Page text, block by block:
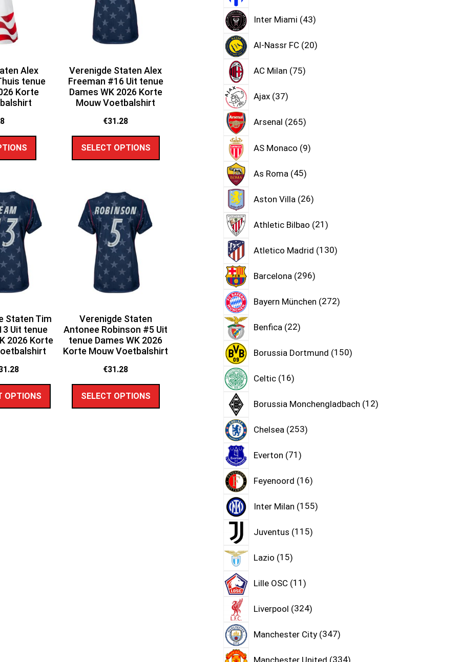
Alex
tenue
Korte
Verenigde Staten Alex
Freeman #16 Uit tenue
Dames WK 2026 Korte
Mouw Voetbalshirt
€31.28
SELECT OPTIONS
Staten Tim
Uit tenue
2026 Korte
OPTIONS
Verenigde Staten
Antonee Robinson #5 Uit
tenue Dames WK 2026
Korte Mouw Voetbalshirt
€31.28
SELECT OPTIONS
Inter Miami 43
Al-Nassr FC 20
AC Milan 75
Ajax 37
Arsenal 265
AS Monaco 9
As Roma 45
Aston Villa 26
Athletic Bilbao 21
Atletico Madrid 130
Barcelona 296
Bayern München 272
Benfica 22
Borussia Dortmund 150
Celtic 16
Borussia Monchengladbach 12
Chelsea 253
Everton 71
Feyenoord 16
Inter Milan 155
Juventus 115
Lazio 15
Lille OSC 11
Liverpool 324
Manchester City 347
Manchester United 334